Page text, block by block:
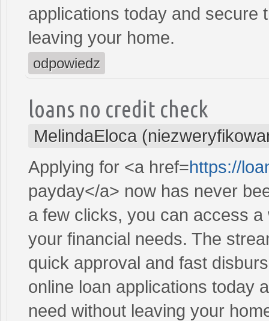
applications today and secure
leaving your home.
odpowiedz
loans no credit check
MelindaEloca
Applying for <a href=https://
payday</a> now has never
a few clicks, you can access
your financial needs. The
quick approval and fast
online loan applications today
need without leaving your